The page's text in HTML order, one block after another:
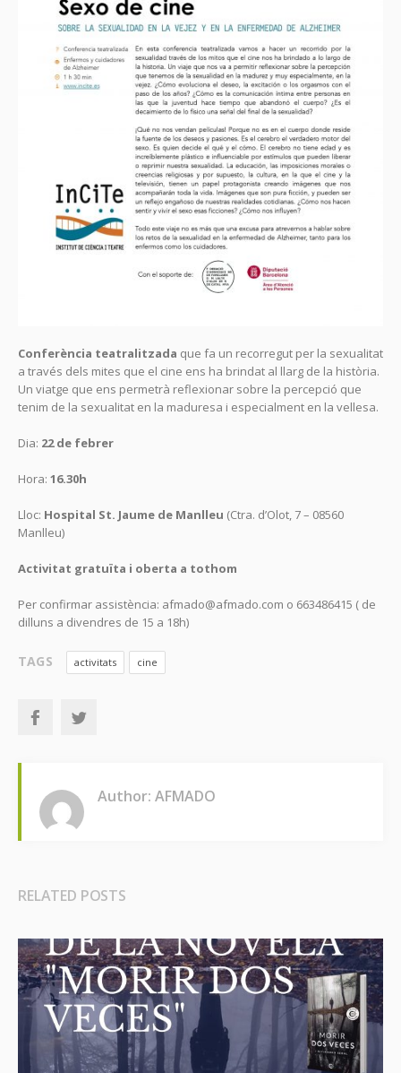
Conferència teatralitzada que fa un recorregut per la sexualitat
a través dels mites que el cine ens ha brindat al llarg de la història.
Un viatge que ens permetrà reflexionar sobre la percepció que
tenim de la sexualitat en la maduresa i especialment en la vellesa.
Dia: 22 de febrer
Hora: 16.30h
Lloc: Hospital St. Jaume de Manlleu (Ctra. d’Olot, 7 – 08560
Manlleu)
Activitat gratuïta i oberta a tothom
Per confirmar assistència: afmado@afmado.com o 663486415 ( de
dilluns a divendres de 15 a 18h)
TAGS activitats cine
Author: AFMADO
RELATED POSTS